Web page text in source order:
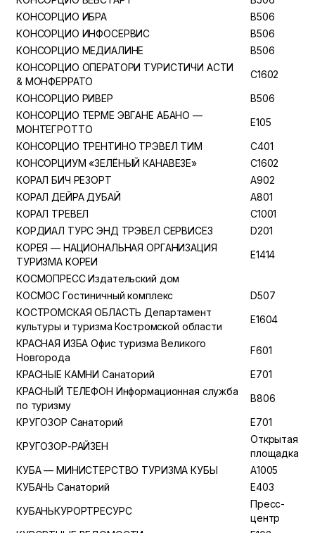
КОНСОРЦИО ИБРА
B506
КОНСОРЦИО ИНФОСЕРВИС
B506
КОНСОРЦИО МЕДИАЛИНЕ
B506
КОНСОРЦИО ОПЕРАТОРИ ТУРИСТИЧИ АСТИ
& МОНФЕРРАТО
C1602
КОНСОРЦИО РИВЕР
B506
КОНСОРЦИО ТЕРМЕ ЭВГАНЕ АБАНО —
МОНТЕГРОТТО
E105
КОНСОРЦИО ТРЕНТИНО ТРЭВЕЛ ТИМ
C401
КОНСОРЦИУМ «ЗЕЛЁНЫЙ КАНАВЕЗЕ»
C1602
КОРАЛ БИЧ РЕЗОРТ
A902
КОРАЛ ДЕЙРА ДУБАЙ
A801
КОРАЛ ТРЕВЕЛ
C1001
КОРДИАЛ ТУРС ЭНД ТРЭВЕЛ СЕРВИСЕЗ
D201
КОРЕЯ — НАЦИОНАЛЬНАЯ ОРГАНИЗАЦИЯ
ТУРИЗМА КОРЕИ
E1414
КОСМОПРЕСС Издательский дом
КОСМОС Гостиничный комплекс
D507
КОСТРОМСКАЯ ОБЛАСТЬ Департамент
культуры и туризма Костромской области
E1604
КРАСНАЯ ИЗБА Офис туризма Великого
Новгорода
F601
КРАСНЫЕ КАМНИ Санаторий
E701
КРАСНЫЙ ТЕЛЕФОН Информационная служба
по туризму
B806
КРУГОЗОР Санаторий
E701
КРУГОЗОР-РАЙЗЕН
Открытая
площадка
КУБА — МИНИСТЕРСТВО ТУРИЗМА КУБЫ
A1005
КУБАНЬ Санаторий
E403
КУБАНЬКУРОРТРЕСУРС
Пресс-
центр